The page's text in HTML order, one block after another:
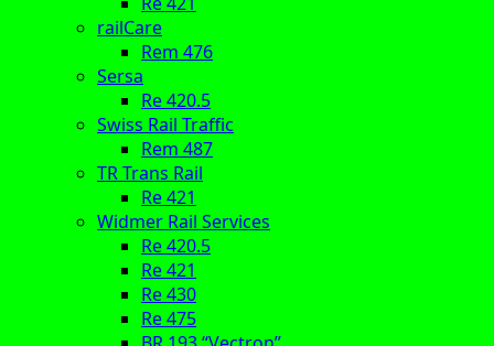
railCare
Rem 476
Sersa
Re 420.5
Swiss Rail Traffic
Rem 487
TR Trans Rail
Re 421
Widmer Rail Services
Re 420.5
Re 421
Re 430
Re 475